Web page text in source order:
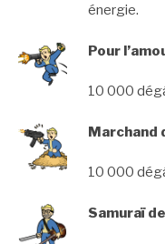
énergie.
Pour
10 000
Marchand
10 000
Samuraï